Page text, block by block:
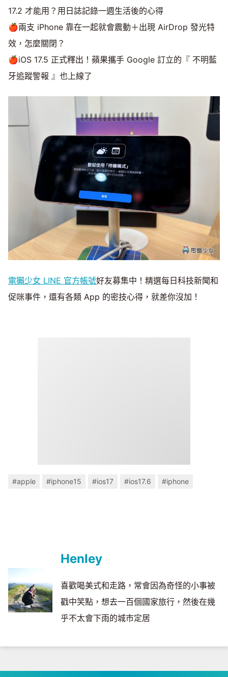
17.2 才能用？用日誌記錄一週生活後的心得
🍎兩支 iPhone 靠在一起就會震動＋出現 AirDrop 發光特
效，怎麼關閉？
🍎iOS 17.5 正式釋出！蘋果攜手 Google 訂立的『 不明藍
牙追蹤警報 』也上線了
電獺少女 LINE 官方帳號好友募集中！精選每日科技新聞和
促咪事件，還有各類 App 的密技心得，就差你沒加！
#apple #iphone15 #ios17 #ios17.6 #iphone
Henley
喜歡喝美式和走路，常會因為奇怪的小事被
戳中笑點，想去一百個國家旅行，然後在幾
乎不太會下雨的城市定居